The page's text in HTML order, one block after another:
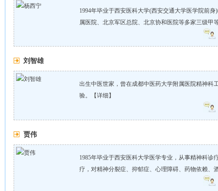
1994年毕业于西安医科大学(西安交通大学医学院前
属医院、北京军区总院、北京协和医院等多家三级甲
刘智雄
出生中医世家，曾在成都中医药大学附属医院精神科
验。
【详细】
贾伟
1985年毕业于西安医科大学医学专业，从事精神科诊
疗，对精神分裂症、抑郁症、心理障碍、药物依赖、